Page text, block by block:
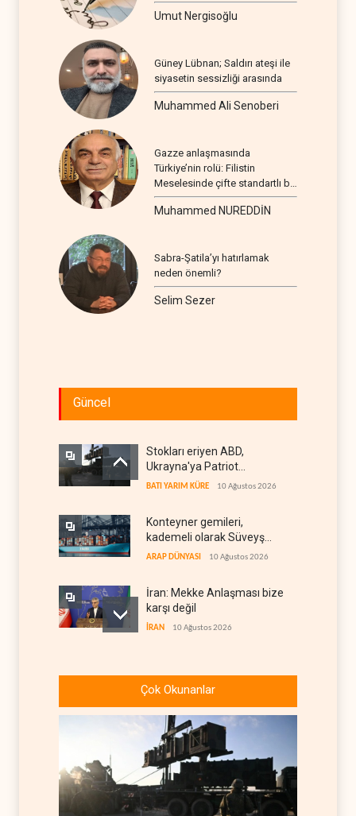
Umut Nergisoğlu
Güney Lübnan; Saldırı ateşi ile
siyasetin sessizliği arasında
Muhammed Ali Senoberi
Gazze anlaşmasında
Türkiye’nin rolü: Filistin
Meselesinde çifte standartlı bir
seyir
Muhammed NUREDDİN
Sabra-Şatila’yı hatırlamak
neden önemli?
Selim Sezer
Güncel
Stokları eriyen ABD,
Ukrayna'ya Patriot
vermemek için bahane
BATI YARIM KÜRE 10 Ağustos 2026
Konteyner gemileri,
kademeli olarak Süveyş
güzergahına dönüyor
ARAP DÜNYASI 10 Ağustos 2026
İran: Mekke Anlaşması bize
karşı değil
İRAN 10 Ağustos 2026
İsrail'e karşı caydırıcılık yok
Trump ara seçimler
öncesinde iki büyük krizle
karşı karşıya
BATI YARIM KÜRE 10 Ağustos 2026
Beyaz Saray teknokratları
Çok Okunanlar